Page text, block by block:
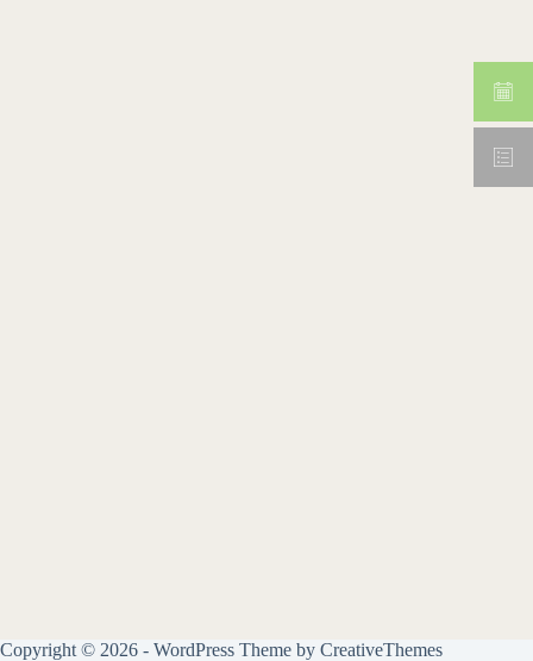
Copyright © 2026 - WordPress Theme by CreativeThemes